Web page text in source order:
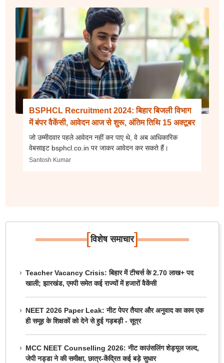
BSPHCL Recruitment 2024: बिहार बिजली विभाग
में बंपर वैकेंसी, आवेदन आज से शुरू, अंतिम तिथि 15 अक्टूबर
जो उम्मीदवार पहले आवेदन नहीं कर पाए थे, वे अब आधिकारिक
वेबसाइट bsphcl.co.in पर जाकर आवेदन कर सकते हैं।
Santosh Kumar
[विशेष समाचार]
Teacher Vacancy Crisis: बिहार में टीचर्स के 2.70 लाख+ पद
खाली; झारखंड, एमपी समेत कई राज्यों में हजारों वैकेंसी
NEET 2026 Paper Leak: नीट पेपर तैयार और अनुवाद का काम एक
ही समूह के शिक्षकों को देने से हुई गड़बड़ी - सूत्र
MCC NEET Counselling 2026: नीट काउंसलिंग शेड्यूल जल्द,
जेपी नड्डा ने की समीक्षा, छात्र-केंद्रित कई बड़े सुधार